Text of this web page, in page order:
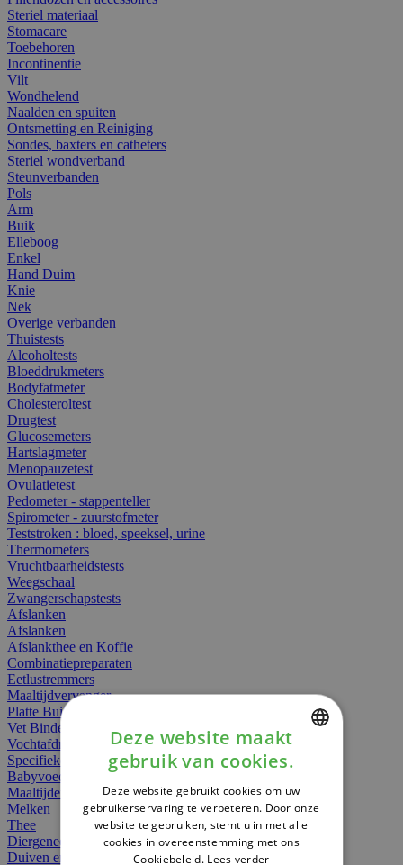
Steriel materiaal
Stomacare
Toebehoren
Incontinentie
Vilt
Wondhelend
Naalden en spuiten
Ontsmetting en Reiniging
Sondes, baxters en catheters
Steriel wondverband
Steunverbanden
Pols
Arm
Buik
Elleboog
Enkel
Hand Duim
Knie
Nek
Overige verbanden
Thuistests
Alcoholtests
Bloeddrukmeters
Bodyfatmeter
Cholesteroltest
Drugtest
Glucosemeters
Hartslagmeter
Menopauzetest
Ovulatietest
Pedometer - stappenteller
Spirometer - zuurstofmeter
Teststroken : bloed, speeksel, urine
Thermometers
Vruchtbaarheidstests
Weegschaal
Zwangerschapstests
Afslanken
Afslanken
Afslankthee en Koffie
Combinatiepreparaten
Eetlustremmers
Maaltijdvervanger
Platte Buik
Vet Binders
Vochtafdrijvers
Specifieke Voeding
Babyvoeding
Maaltijden
Melken
Thee
Diergeneesmiddelen
Duiven en vogels
DUTCH
FRENCH
ENGLISH
Deze website maakt
gebruik van cookies.
Deze website gebruikt cookies om uw
gebruikerservaring te verbeteren. Door onze
website te gebruiken, stemt u in met alle
cookies in overeenstemming met ons
Cookiebeleid. Lees verder